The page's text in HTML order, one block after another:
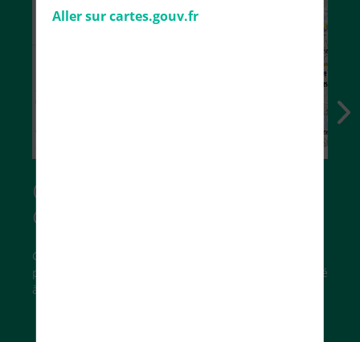
Aller sur cartes.gouv.fr
Choisissez vos fonds de
carte
Cartes IGN, photographies aériennes, carte du relief,
parcelles cadastrales… trouvez le fond de carte adapté
à vos besoins.